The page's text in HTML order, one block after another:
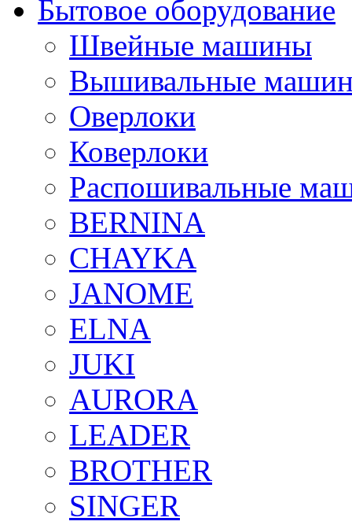
Бытовое оборудование
Швейные машины
Вышивальные
Оверлоки
Коверлоки
Распошивальные
BERNINA
CHAYKA
JANOME
ELNA
JUKI
AURORA
LEADER
BROTHER
SINGER